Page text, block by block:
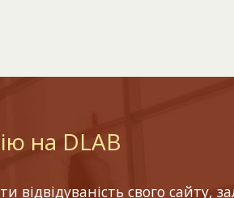
на DLAB
свого сайту,